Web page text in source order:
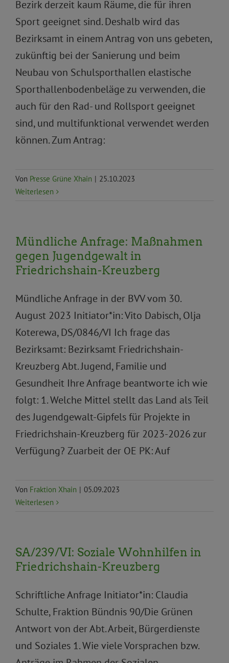
Bezirk derzeit kaum Räume, die für ihren
Sport geeignet sind. Deshalb wird das
Bezirksamt in einem Antrag von uns gebeten,
zukünftig bei der Sanierung und beim
Neubau von Schulsporthallen elastische
Sporthallenbodenbeläge zu verwenden, die
auch für den Rad- und Rollsport geeignet
sind, und multifunktional verwendet werden
können. Zum Antrag:
Von Presse Grüne Xhain | 25.10.2023
Weiterlesen
Mündliche Anfrage: Maßnahmen
gegen Jugendgewalt in
Friedrichshain-Kreuzberg
Mündliche Anfrage in der BVV vom 30.
August 2023 Initiator*in: Vito Dabisch, Olja
Koterewa, DS/0846/VI Ich frage das
Bezirksamt: Bezirksamt Friedrichshain-
Kreuzberg Abt. Jugend, Familie und
Gesundheit Ihre Anfrage beantworte ich wie
folgt: 1. Welche Mittel stellt das Land als Teil
des Jugendgewalt-Gipfels für Projekte in
Friedrichshain-Kreuzberg für 2023-2026 zur
Verfügung? Zuarbeit der OE PK: Auf
Von Fraktion Xhain | 05.09.2023
Weiterlesen
SA/239/VI: Soziale Wohnhilfen in
Friedrichshain-Kreuzberg
Schriftliche Anfrage Initiator*in: Claudia
Schulte, Fraktion Bündnis 90/Die Grünen
Antwort von der Abt. Arbeit, Bürgerdienste
und Soziales 1. Wie viele Vorsprachen bzw.